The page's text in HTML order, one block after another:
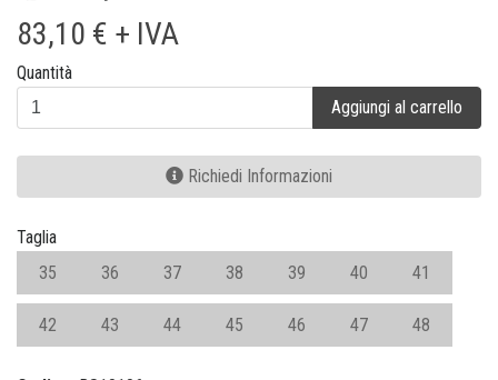
83,10 € + IVA
Quantità
Aggiungi al carrello
Richiedi Informazioni
Taglia
35
36 37 38 39 40 41
42 43 44 45 46 47 48